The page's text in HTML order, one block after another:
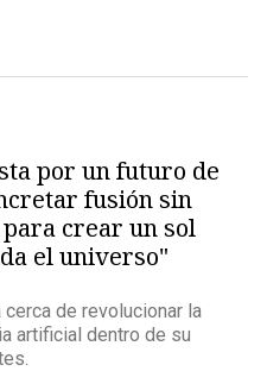
por un futuro de
fusión sin
crear un sol
el universo"
de revolucionar la
artificial dentro de su